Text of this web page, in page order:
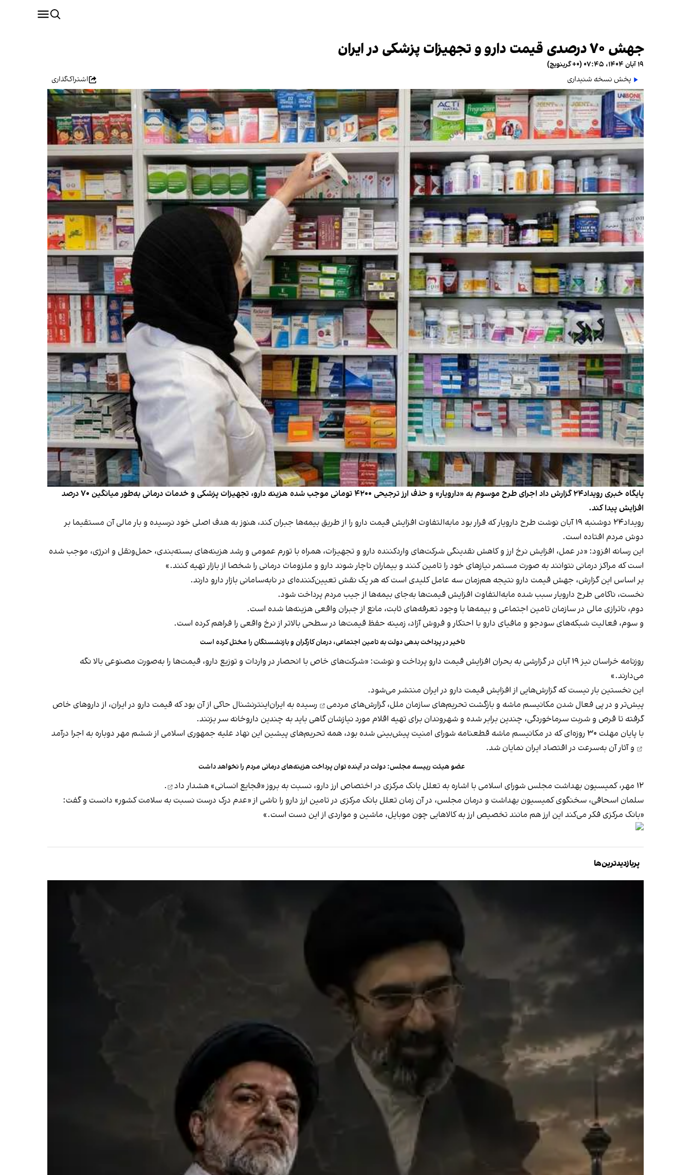
جهش ۷۰ درصدی قیمت دارو و تجهیزات پزشکی در ایران
۱۹ آبان ۱۴۰۴، ۰۷:۴۵ (‎+۰ گرینویچ)
پخش نسخه شنیداری
اشتراک‌گذاری
پایگاه خبری رویداد۲۴ گزارش داد اجرای طرح موسوم به «دارویار» و حذف ارز ترجیحی ۴۲۰۰ تومانی موجب شده هزینه دارو، تجهیزات پزشکی و خدمات درمانی به‌طور میانگین ۷۰ درصد
افزایش پیدا کند.
رویداد۲۴ دوشنبه ۱۹ آبان نوشت طرح دارویار که قرار بود مابه‌التفاوت افزایش قیمت دارو را از طریق بیمه‌ها جبران کند، هنوز به هدف اصلی خود نرسیده و بار مالی آن مستقیما بر
دوش مردم افتاده است.
این رسانه افزود: «در عمل، افزایش نرخ ارز و کاهش نقدینگی شرکت‌های واردکننده دارو و تجهیزات، همراه با تورم عمومی و رشد هزینه‌های بسته‌بندی، حمل‌ونقل و انرژی، موجب شده
است که مراکز درمانی نتوانند به صورت مستمر نیاز‌های خود را تامین کنند و بیماران ناچار شوند دارو و ملزومات درمانی را شخصا از بازار تهیه کنند.»
بر اساس این گزارش، جهش قیمت دارو نتیجه هم‌زمان سه عامل کلیدی است که هر یک نقش تعیین‌کننده‌ای در نابه‌سامانی بازار دارو دارند.
نخست، ناکامی طرح دارویار سبب شده مابه‌التفاوت افزایش قیمت‌ها به‌جای بیمه‌ها از جیب مردم پرداخت شود.
دوم، ناترازی مالی در سازمان تامین اجتماعی و بیمه‌ها با وجود تعرفه‌های ثابت، مانع از جبران واقعی هزینه‌ها شده است.
و سوم، فعالیت شبکه‌های سودجو و مافیای دارو با احتکار و فروش آزاد، زمینه حفظ قیمت‌ها در سطحی بالاتر از نرخ واقعی را فراهم کرده است.
تاخیر در پرداخت بدهی دولت به تامین اجتماعی، درمان کارگران و بازنشستگان را مختل کرده است
روزنامه خراسان نیز ۱۹ آبان در گزارشی به بحران افزایش قیمت دارو پرداخت و نوشت: «شرکت‌های خاص با انحصار در واردات و توزیع دارو، قیمت‌ها را به‌صورت مصنوعی بالا نگه
می‌دارند.»
این نخستین بار نیست که گزارش‌هایی از افزایش قیمت دارو در ایران منتشر می‌شود.
پیش‌تر و در پی فعال شدن مکانیسم ماشه و بازگشت تحریم‌های سازمان ملل،گزارش‌های مردمی
رسیده به ایران‌اینترنشنال حاکی از آن بود که قیمت دارو در ایران، از داروهای خاص
گرفته تا قرص و شربت سرماخوردگی، چندین برابر شده و شهروندان برای تهیه اقلام مورد نیازشان گاهی باید به چندین داروخانه سر بزنند.
با پایان مهلت ۳۰ روزه‌ای که در مکانیسم ماشه قطعنامه شورای امنیت پیش‌بینی شده بود، همه تحریم‌های پیشین این نهاد علیه جمهوری اسلامی از ششم مهر
دوباره به اجرا درآمد
و آثار آن به‌سرعت در اقتصاد ایران نمایان شد.
عضو هیئت رییسه مجلس: دولت در آینده توان پرداخت هزینه‌های درمانی مردم را نخواهد داشت
۱۲ مهر، کمیسیون بهداشت مجلس شورای اسلامی با اشاره به تعلل بانک مرکزی در اختصاص ارز دارو، نسبت به بروز «فجایع انسانی» هشدار داد
.
سلمان اسحاقی، سخنگوی کمیسیون بهداشت و درمان مجلس، در آن زمان تعلل بانک مرکزی در تامین ارز دارو را ناشی از «عدم درک درست نسبت به سلامت کشور» دانست و گفت:
«بانک مرکزی فکر می‌کند این ارز هم مانند تخصیص ارز به کالاهایی چون موبایل، ماشین و مواردی از این دست است.»
پربازدیدترین‌ها